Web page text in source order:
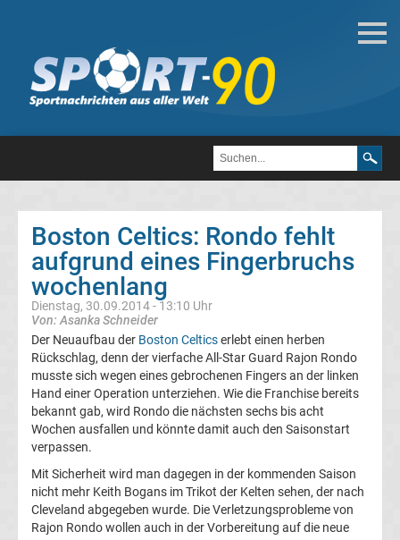
Basketball
Basketball
Boston
Celtics
Basketball
Basketball
Bundesliga
NBA
Boston
Boston Celtics: Rondo fehlt
aufgrund eines Fingerbruchs
wochenlang
Dienstag, 30.09.2014 - 13:10 Uhr
Von: Asanka Schneider
Der Neuaufbau der Boston Celticserlebt einen herben
Rückschlag, denn der vierfache All-Star Guard Rajon Rondo
musste sich wegen eines gebrochenen Fingers an der linken
Hand einer Operation unterziehen. Wie die Franchise bereits
bekannt gab, wird Rondo die nächsten sechs bis acht
Wochen ausfallen und könnte damit auch den Saisonstart
verpassen.
Mit Sicherheit wird man dagegen in der kommenden Saison
nicht mehr Keith Bogans im Trikot der Kelten sehen, der nach
Cleveland abgegeben wurde. Die Verletzungsprobleme von
Rajon Rondo wollen auch in der Vorbereitung auf die neue